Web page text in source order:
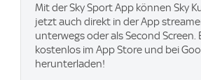
Mit der Sky Sport App können Sky
jetzt auch direkt in der App
unterwegs oder als Second Screen.
kostenlos im App Store und bei
herunterladen!